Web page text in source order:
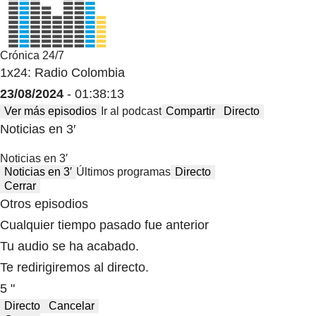
Crónica 24/7
1x24: Radio Colombia
23/08/2024 - 01:38:13
Ver más episodios Ir al podcast Compartir Directo
Noticias en 3′
Noticias en 3′
Noticias en 3′ Últimos programas Directo
Cerrar
Otros episodios
Cualquier tiempo pasado fue anterior
Tu audio se ha acabado.
Te redirigiremos al directo.
5 "
Directo
Cancelar